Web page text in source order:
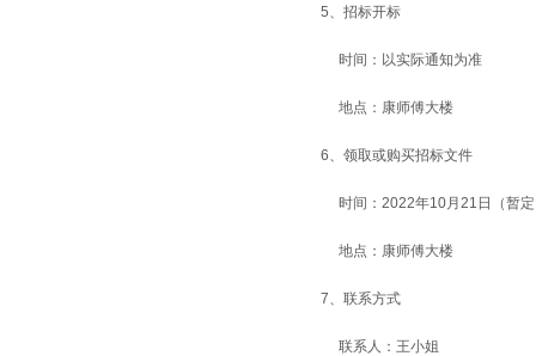
5、招标开标
时间：以实际通知为准
地点：康师傅大楼
6、领取或购买招标文件
时间：2022年10月21日（暂定
地点：康师傅大楼
7、联系方式
联系人：王小姐